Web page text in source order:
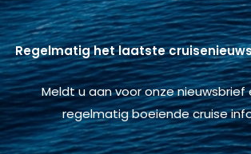
Regelmatig het laatste
Meldt u aan voor onze nieuwsbrief
regelmatig boeiende cruise